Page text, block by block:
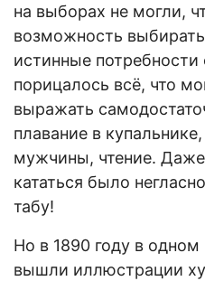
на выборах не могли,
возможность
истинные
порицалось всё, что
выражать
плавание в
мужчины, чтение.
кататься было
табу!
Но в 1890 году в
вышли иллюстрации